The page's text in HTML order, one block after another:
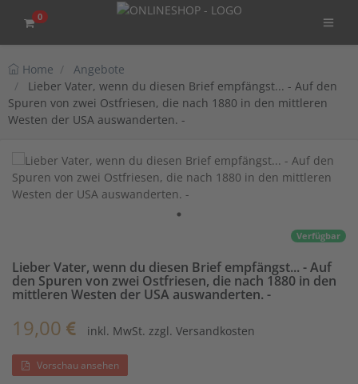
0
Home
Angebote
Lieber Vater, wenn du diesen Brief empfängst... - Auf den
Spuren von zwei Ostfriesen, die nach 1880 in den mittleren
Westen der USA auswanderten. -
Verfügbar
Lieber Vater, wenn du diesen Brief empfängst... - Auf
den Spuren von zwei Ostfriesen, die nach 1880 in den
mittleren Westen der USA auswanderten. -
19,00 inkl. MwSt. zzgl. Versandkosten
Vorschau ansehen